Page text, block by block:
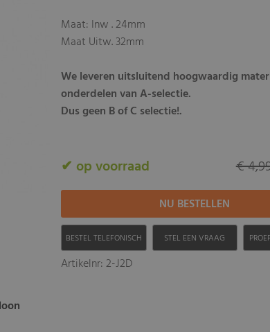
Maat: Inw . 24mm
Maat Uitw. 32mm
We leveren uitsluitend hoogwaardig
onderdelen van A-selectie.
Dus geen B of C selectie!.
✔ op voorraad €
BESTEL TELEFONISCH STEL EEN VRAAG
Artikelnr: 2-J2D